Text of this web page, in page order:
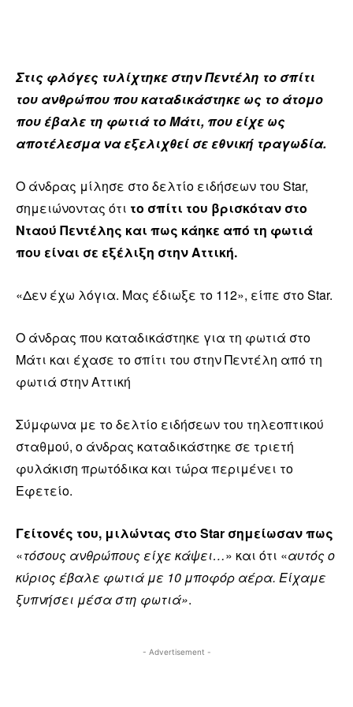
Στις φλόγες τυλίχτηκε στην Πεντέλη το σπίτι
του ανθρώπου που καταδικάστηκε ως το άτομο
που έβαλε τη φωτιά το Μάτι, που είχε ως
αποτέλεσμα να εξελιχθεί σε εθνική τραγωδία.
Ο άνδρας μίλησε στο δελτίο ειδήσεων του Star,
σημειώνοντας ότι το σπίτι του βρισκόταν στο
Νταού Πεντέλης και πως κάηκε από τη φωτιά
που είναι σε εξέλιξη στην Αττική.
«Δεν έχω λόγια. Μας έδιωξε το 112», είπε στο Star.
Ο άνδρας που καταδικάστηκε για τη φωτιά στο
Μάτι και έχασε το σπίτι του στην Πεντέλη από τη
φωτιά στην Αττική
Σύμφωνα με το δελτίο ειδήσεων του τηλεοπτικού
σταθμού, ο άνδρας καταδικάστηκε σε τριετή
φυλάκιση πρωτόδικα και τώρα περιμένει το
Εφετείο.
Γείτονές του, μιλώντας στο Star σημείωσαν πως
«τόσους ανθρώπους είχε κάψει…» και ότι «αυτός ο
κύριος έβαλε φωτιά με 10 μποφόρ αέρα. Είχαμε
ξυπνήσει μέσα στη φωτιά».
- Advertisement -